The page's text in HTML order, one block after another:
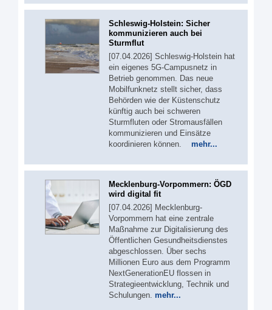
Schleswig-Holstein: Sicher
kommunizieren auch bei
Sturmflut
[07.04.2026] Schleswig-Holstein hat
ein eigenes 5G‑Campusnetz in
Betrieb genommen. Das neue
Mobilfunknetz stellt sicher, dass
Behörden wie der Küstenschutz
künftig auch bei schweren
Sturmfluten oder Stromausfällen
kommunizieren und Einsätze
koordinieren können. mehr...
Mecklenburg-Vorpommern: ÖGD
wird digital fit
[07.04.2026] Mecklenburg-
Vorpommern hat eine zentrale
Maßnahme zur Digitalisierung des
Öffentlichen Gesundheitsdienstes
abgeschlossen. Über sechs
Millionen Euro aus dem Programm
NextGenerationEU flossen in
Strategieentwicklung, Technik und
Schulungen. mehr...